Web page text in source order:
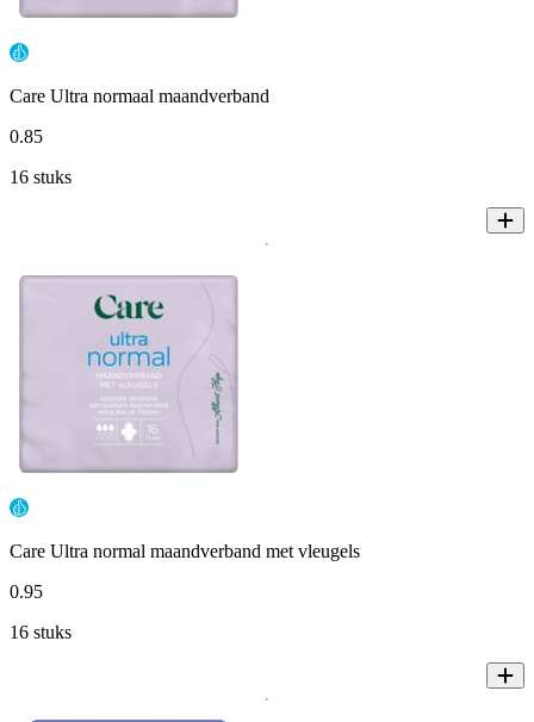
Care Ultra normaal maandverband
0.85
16 stuks
Care Ultra normal maandverband met vleugels
0.95
16 stuks